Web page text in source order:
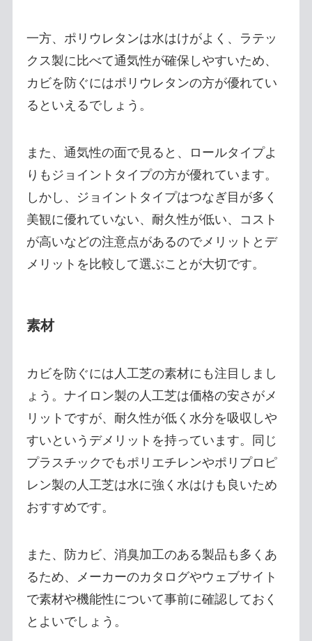
一方、ポリウレタンは水はけがよく、ラテッ
クス製に比べて通気性が確保しやすいため、
カビを防ぐにはポリウレタンの方が優れてい
るといえるでしょう。
また、通気性の面で見ると、ロールタイプよ
りもジョイントタイプの方が優れています。
しかし、ジョイントタイプはつなぎ目が多く
美観に優れていない、耐久性が低い、コスト
が高いなどの注意点があるのでメリットとデ
メリットを比較して選ぶことが大切です。
素材
カビを防ぐには人工芝の素材にも注目しまし
ょう。ナイロン製の人工芝は価格の安さがメ
リットですが、耐久性が低く水分を吸収しや
すいというデメリットを持っています。同じ
プラスチックでもポリエチレンやポリプロピ
レン製の人工芝は水に強く水はけも良いため
おすすめです。
また、防カビ、消臭加工のある製品も多くあ
るため、メーカーのカタログやウェブサイト
で素材や機能性について事前に確認しておく
とよいでしょう。